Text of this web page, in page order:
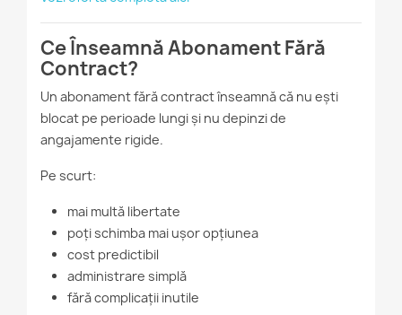
Ce Înseamnă Abonament Fără
Contract?
Un abonament fără contract înseamnă că nu ești
blocat pe perioade lungi și nu depinzi de
angajamente rigide.
Pe scurt:
mai multă libertate
poți schimba mai ușor opțiunea
cost predictibil
administrare simplă
fără complicații inutile